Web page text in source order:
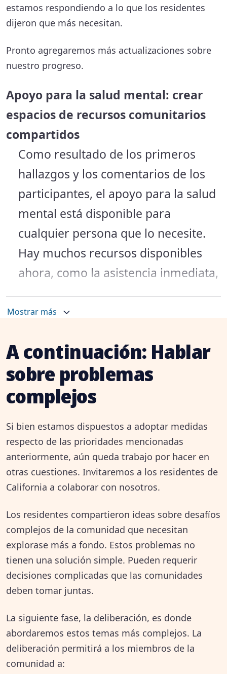
Recuperación
apoyo a las
pequeñas
Apoyo para la
salud mental y
emocional
50%
estamos respondiendo a lo que los residentes
dijeron que más necesitan.
Pronto agregaremos más actualizaciones sobre
nuestro progreso.
Apoyo para la salud mental: crear
espacios de recursos comunitarios
compartidos
Como resultado de los primeros
hallazgos y los comentarios de los
participantes, el apoyo para la salud
mental está disponible para
cualquier persona que lo necesite.
Hay muchos recursos disponibles
ahora, como la asistencia inmediata,
el apoyo continuo y la atención para
todos los grupos de edad y
encontrar esos recursos aquí .
Debajo de la superficie: nuestras
comunidades dependen de un suelo
en el que podamos confiar
Los residentes quieren que se
realicen pruebas de suelo para
asegurarse de que estén a salvo de
incendios. El gobierno federal ha
rechazado realizar pruebas
exhaustivas del suelo. Aunque el
estado, la comunidad y las
universidades están haciendo
pruebas de suelo de manera
proactiva, todavía existe confusión
sobre quién es responsable, a falta
Mostrar más
A continuación: Hablar
sobre problemas
complejos
Si bien estamos dispuestos a adoptar medidas
respecto de las prioridades mencionadas
anteriormente, aún queda trabajo por hacer en
otras cuestiones. Invitaremos a los residentes de
California a colaborar con nosotros.
Los residentes compartieron ideas sobre desafíos
complejos de la comunidad que necesitan
explorase más a fondo. Estos problemas no
tienen una solución simple. Pueden requerir
decisiones complicadas que las comunidades
deben tomar juntas.
La siguiente fase, la deliberación, es donde
abordaremos estos temas más complejos. La
deliberación permitirá a los miembros de la
comunidad a: